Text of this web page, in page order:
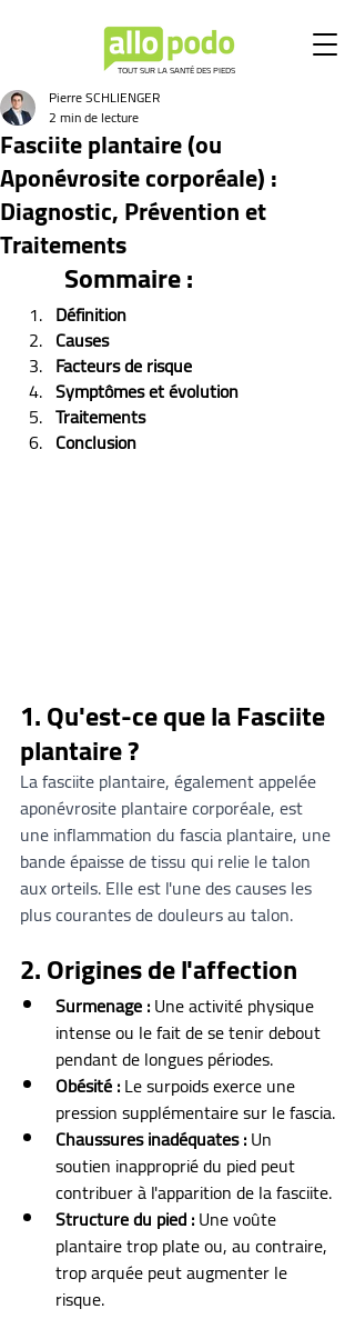
TOUT SUR LA SANTÉ DES PIEDS
Fasciite plantaire (ou
Aponévrosite corporéale) :
Diagnostic, Prévention et
Traitements
Pierre SCHLIENGER
2 min de lecture
Sommaire :
Définition
Causes
Facteurs de risque
Symptômes et évolution
Traitements
Conclusion
1. Qu'est-ce que la Fasciite
plantaire ?
La fasciite plantaire, également appelée
aponévrosite plantaire corporéale, est
une inflammation du fascia plantaire, une
bande épaisse de tissu qui relie le talon
aux orteils. Elle est l'une des causes les
plus courantes de douleurs au talon.
2. Origines de l'affection
Surmenage : Une activité physique
intense ou le fait de se tenir debout
pendant de longues périodes.
Obésité : Le surpoids exerce une
pression supplémentaire sur le fascia.
Chaussures inadéquates : Un
soutien inapproprié du pied peut
contribuer à l'apparition de la fasciite.
Structure du pied : Une voûte
plantaire trop plate ou, au contraire,
trop arquée peut augmenter le
risque.